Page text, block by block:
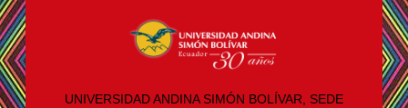
UNIVERSIDAD ANDINA SIMÓN BOLÍVAR, SEDE